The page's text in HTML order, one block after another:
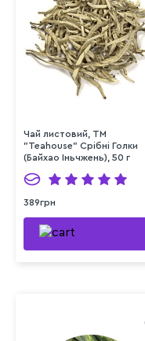
Чай листовий, ТМ
"Teahouse" Срібні Голки
(Байхао Іньчжень), 50 г
389грн